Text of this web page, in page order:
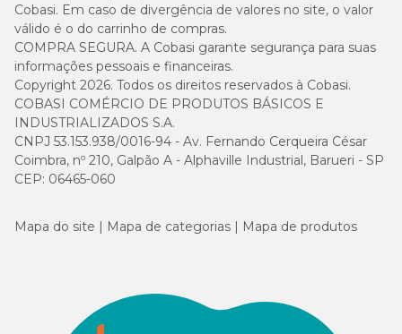
Cobasi. Em caso de divergência de valores no site, o valor
válido é o do carrinho de compras.
COMPRA SEGURA. A Cobasi garante segurança para suas
informações pessoais e financeiras.
Copyright 2026. Todos os direitos reservados à Cobasi.
COBASI COMÉRCIO DE PRODUTOS BÁSICOS E
INDUSTRIALIZADOS S.A.
CNPJ 53.153.938/0016-94 - Av. Fernando Cerqueira César
Coimbra, nº 210, Galpão A - Alphaville Industrial, Barueri - SP
CEP: 06465-060
Mapa do site Mapa de categorias Mapa de produtos